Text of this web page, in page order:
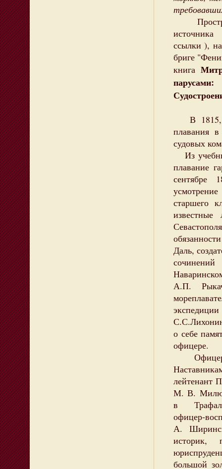
источника
ссылки ),
бриге
книга
В 1815,
плавания
судовых
Из
плавание
сентябре
старшего
Даль,
А.П.
о себе
офицере.
лейтенант
М. В.
в
офицер-
А.
историк,
большой